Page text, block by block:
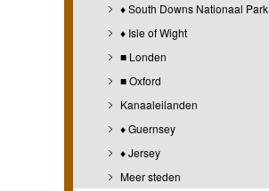
♦ South Downs Nationaal Park
♦ Isle of Wight
■ Londen
■ Oxford
Kanaaleilanden
♦ Guernsey
♦ Jersey
Meer steden